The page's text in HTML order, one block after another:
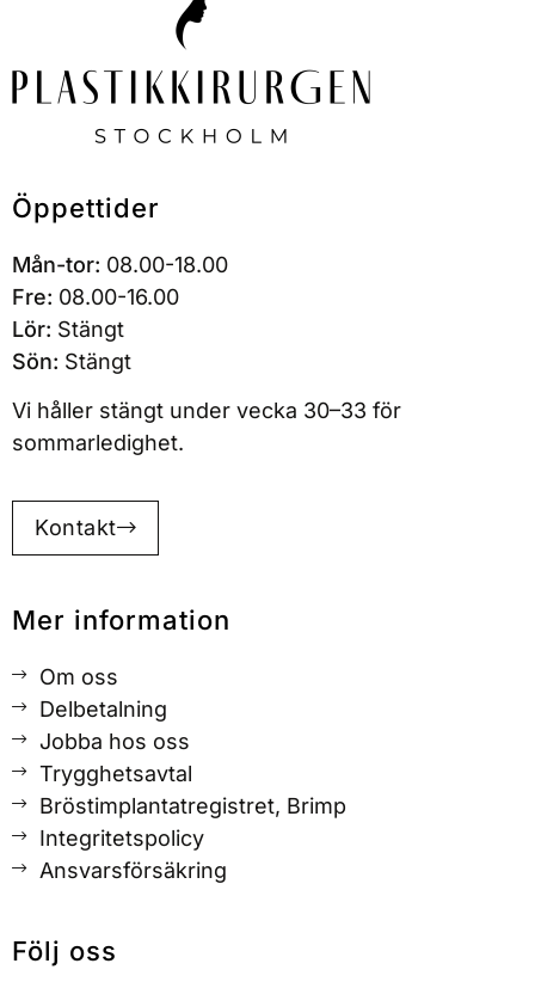
Öppettider
Mån-tor: 08.00-18.00
Fre: 08.00-16.00
Lör: Stängt
Sön: Stängt
Vi håller stängt under vecka 30–33 för
sommarledighet.
Kontakt
Mer information
Om oss
Delbetalning
Jobba hos oss
Trygghetsavtal
Bröstimplantatregistret, Brimp
Integritetspolicy
Ansvarsförsäkring
Följ oss